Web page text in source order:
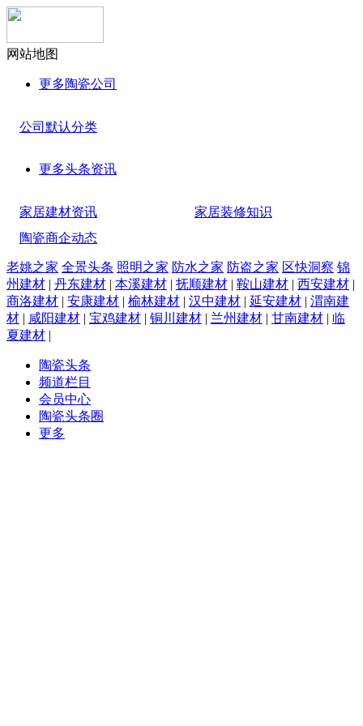
网站地图
更多陶瓷公司
公司默认分类
更多头条资讯
家居建材资讯
家居装修知识
陶瓷商企动态
老姚之家 全景头条 照明之家 防水之家 防盗之家 区快洞察 锦
州建材 | 丹东建材 | 本溪建材 | 抚顺建材 | 鞍山建材 | 西安建材 |
商洛建材 | 安康建材 | 榆林建材 | 汉中建材 | 延安建材 | 渭南建
材 | 咸阳建材 | 宝鸡建材 | 铜川建材 | 兰州建材 | 甘南建材 | 临
夏建材 |
陶瓷头条
频道栏目
会员中心
陶瓷头条圈
更多